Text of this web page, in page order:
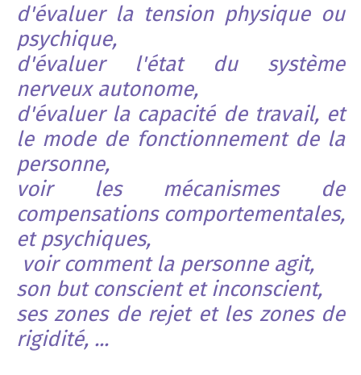
d'évaluer la tension physique ou
psychique,
d'évaluer l'état du système
nerveux autonome,
d'évaluer la capacité de travail, et
le mode de fonctionnement de la
personne,
voir les mécanismes de
compensations comportementales,
et psychiques,
voir comment la personne agit,
son but conscient et inconscient,
ses zones de rejet et les zones de
rigidité, ...